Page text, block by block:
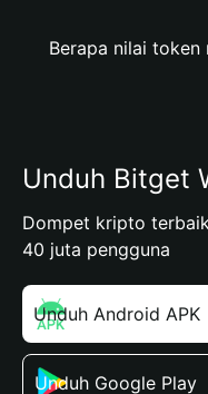
Berapa nilai token
Unduh Bitget
Dompet kripto
40 juta pengguna
Unduh Android APK
Unduh Google Play